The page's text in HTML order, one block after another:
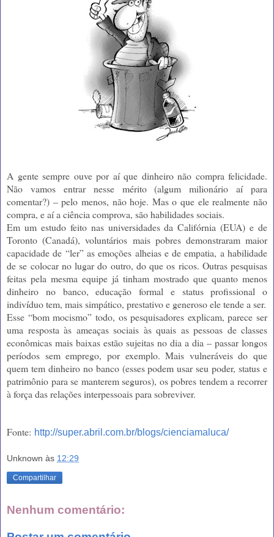
A gente sempre ouve por aí que dinheiro não compra felicidade.
Não vamos entrar nesse mérito (algum milionário aí para
comentar?) – pelo menos, não hoje. Mas o que ele realmente não
compra, e aí a ciência comprova, são habilidades sociais.
Em um estudo feito nas universidades da Califórnia (EUA) e de
Toronto (Canadá), voluntários mais pobres demonstraram maior
capacidade de “ler” as emoções alheias e de empatia, a habilidade
de se colocar no lugar do outro, do que os ricos. Outras pesquisas
feitas pela mesma equipe já tinham mostrado que quanto menos
dinheiro no banco, educação formal e status profissional o
indivíduo tem, mais simpático, prestativo e generoso ele tende a ser.
Esse “bom mocismo” todo, os pesquisadores explicam, parece ser
uma resposta às ameaças sociais às quais as pessoas de classes
econômicas mais baixas estão sujeitas no dia a dia – passar longos
períodos sem emprego, por exemplo. Mais vulneráveis do que
quem tem dinheiro no banco (esses podem usar seu poder, status e
patrimônio para se manterem seguros), os pobres tendem a recorrer
à força das relações interpessoais para sobreviver.
Fonte: http://super.abril.com.br/blogs/cienciamaluca/
Unknown às 12:29
Compartilhar
Nenhum comentário: